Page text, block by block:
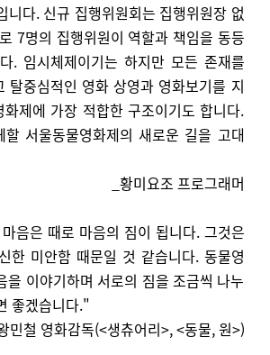
니다. 신규 집행위원회는 집행위원장 없
7명의 집행위원이 역할과 책임을 동등
. 임시체제이기는 하지만 모든 존재를
탈중심적인 영화 상영과 영화보기를 지
제에 가장 적합한 구조이기도 합니다.
할 서울동물영화제의 새로운 길을 고대
_황미요조 프로그래머
음은 때로 마음의 짐이 됩니다. 그것은
한 미안함 때문일 것 같습니다. 동물영
을 이야기하며 서로의 짐을 조금씩 나누
좋겠습니다."
왕민철 영화감독(<생츄어리>, <동물, 원>)